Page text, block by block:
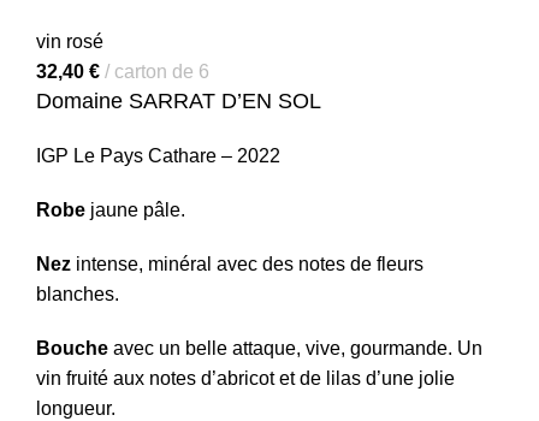
vin rosé
32,40 € carton de 6
Domaine SARRAT D’EN SOL
IGP Le Pays Cathare – 2022
Robe jaune pâle.
Nez intense, minéral avec des notes de fleurs
blanches.
Bouche avec un belle attaque, vive, gourmande. Un
vin fruité aux notes d’abricot et de lilas d’une jolie
longueur.